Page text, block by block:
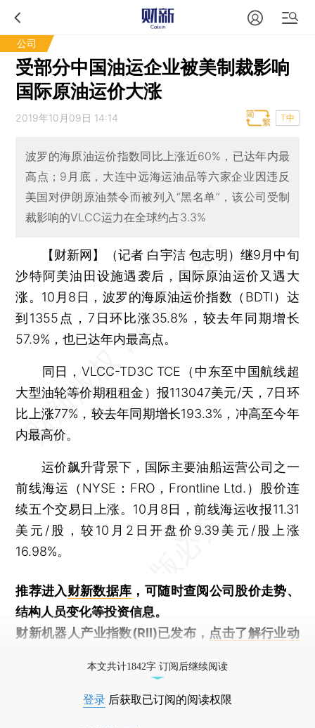
公司
受部分中国油运企业被美制裁影响
国际原油运价大涨
2019年10月09日 14:14 T中
波罗的海原油运价指数同比上涨近60%，已达年内最
高点；9月底，大连中远海运油品等六家企业因违反
美国对伊朗原油禁令而被列入“黑名单”，该公司受制
裁影响的VLCC运力在全球约占3.3%
【财新网】（记者 白宇洁 包志明） 继9月中旬
沙特阿美油田设施遇袭后，国际原油运价又遇大
涨。10月8日，波罗的海原油运价指数（BDTI）达
到1355点，7日环比涨35.8%，较去年同期增长
57.9%，也已达年内最高点。
同日，VLCC-TD3C TCE（中东至中国航线超
大型油轮等价期租租金）报113047美元/天，7日环
比上涨77%，较去年同期增长193.3%，冲高至今年
内最高价。
运价飙升背景下，国际主要油船运营公司之一
前线海运（NYSE：FRO，Frontline Ltd.）股价连
续五个交易日上涨。10月8日，前线海运收报11.31
美元/股，较10月2日开盘价9.39美元/股上涨
16.98%。
推荐进入财新数据库 ，可随时查阅公司股价走势、
结构人员变化等投资信息。
财新机器人产业指数(RII)已发布， 点击了解行业动
本文共计1842字 订阅后继续阅读
登录 后获取已订阅的阅读权限